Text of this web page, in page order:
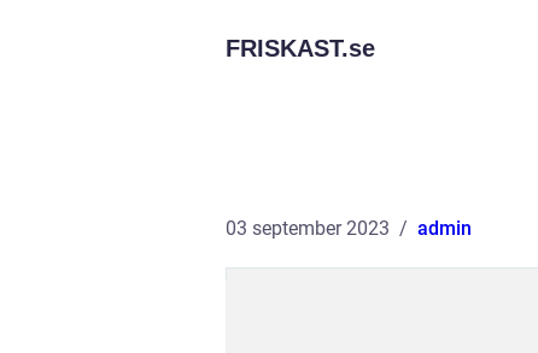
FRISKAST.se
03 september 2023 admin